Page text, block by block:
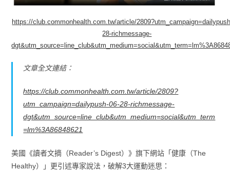
https://club.commonhealth.com.tw/article/
28-richmessage-
文章全文連結：
https://club.commonhealth.com.tw/article/2809?
utm_campaign=dailypush-06-28-richmessage-
dgt&utm_source=line_club&utm_medium=social&utm_term
=lm%3A86848621
美國《讀者文摘（Reader’s Digest）》旗下網站「健康（The
Healthy）」更引述專家說法，破解3大運動迷思：